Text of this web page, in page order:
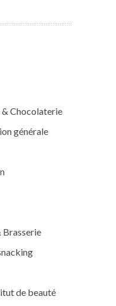
& Chocolaterie
générale
Brasserie
de beauté